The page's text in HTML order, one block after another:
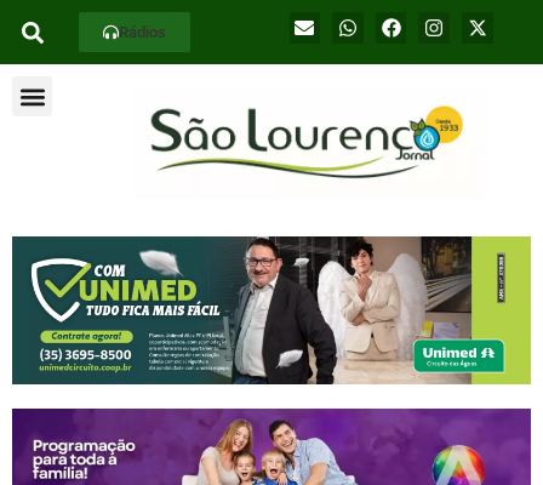
Rádios